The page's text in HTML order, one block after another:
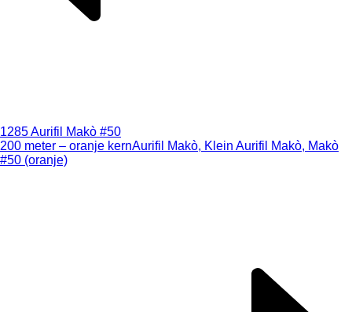
1285 Aurifil Makò #50
200 meter – oranje kernAurifil Makò, Klein Aurifil Makò, Makò
#50 (oranje)